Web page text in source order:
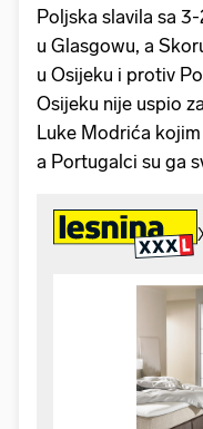
Poljska slavila sa
u Glasgowu, a
u Osijeku i protiv
Osijeku nije uspio
Luke Modrića
a Portugalci su ga